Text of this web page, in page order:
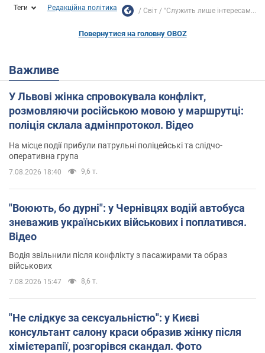
Теги Редакційна політика Світ "Служить лише інтересам...
Повернутися на головну OBOZ
Важливе
У Львові жінка спровокувала конфлікт,
розмовляючи російською мовою у маршрутці:
поліція склала адмінпротокол. Відео
На місце події прибули патрульні поліцейські та слідчо-
оперативна група
7.08.2026 18:40 9,6 т.
"Воюють, бо дурні": у Чернівцях водій автобуса
зневажив українських військових і поплатився.
Відео
Водія звільнили після конфлікту з пасажирами та образ
військових
7.08.2026 15:47 8,6 т.
"Не слідкує за сексуальністю": у Києві
консультант салону краси образив жінку після
хімієтерапії, розгорівся скандал. Фото